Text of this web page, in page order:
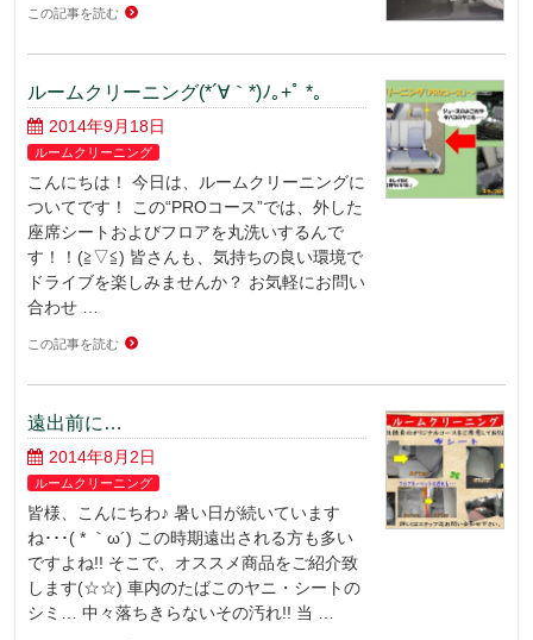
この記事を読む
ルームクリーニング(*´∀｀*)ﾉ｡+ﾟ *｡
2014年9月18日
ルームクリーニング
こんにちは！ 今日は、ルームクリーニングに
ついてです！ この“PROコース”では、外した
座席シートおよびフロアを丸洗いするんで
す！！(≧▽≦) 皆さんも、気持ちの良い環境で
ドライブを楽しみませんか？ お気軽にお問い
合わせ …
この記事を読む
遠出前に…
2014年8月2日
ルームクリーニング
皆様、こんにちわ♪ 暑い日が続いています
ね･･･( * ｀ω´) この時期遠出される方も多い
ですよね!! そこで、オススメ商品をご紹介致
します(☆☆) 車内のたばこのヤニ・シートの
シミ… 中々落ちきらないその汚れ!! 当 …